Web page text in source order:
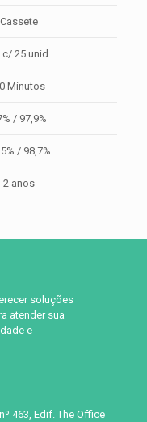
Cassete
c/ 25 unid.
Minutos
/ 97,9%
/ 98,7%
2 anos
soluções
atender sua
e
463, Edif. The Office